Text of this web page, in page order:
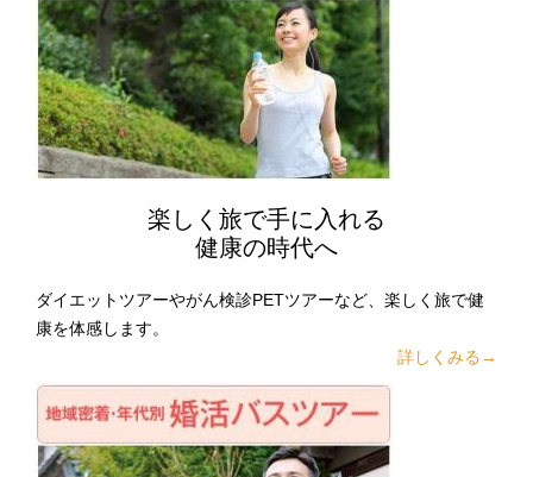
楽しく旅で手に入れる
健康の時代へ
ダイエットツアーやがん検診PETツアーなど、楽しく旅で健
康を体感します。
詳しくみる→